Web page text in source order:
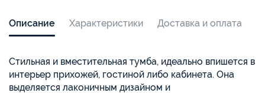
Описание Характеристики Доставка и оплата
Стильная и вместительная тумба, идеально впишется в
интерьер прихожей, гостиной либо кабинета. Она
выделяется лаконичным дизайном и